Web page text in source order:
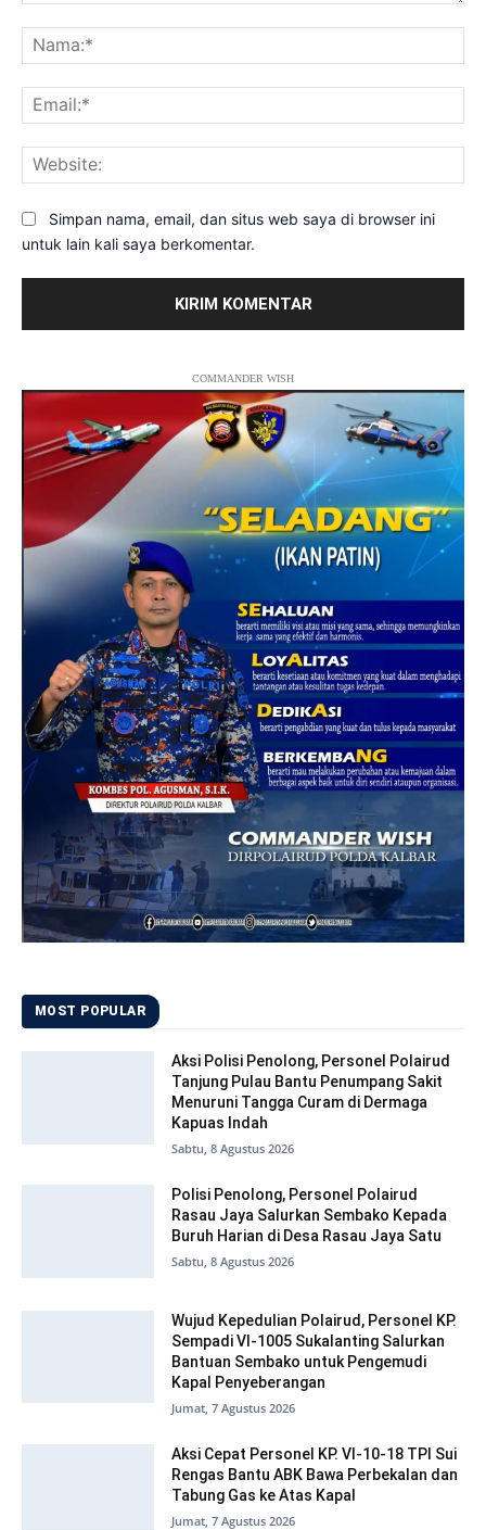
Simpan nama, email, dan situs web saya di browser ini
untuk lain kali saya berkomentar.
COMMANDER WISH
MOST POPULAR
Aksi Polisi Penolong, Personel Polairud
Tanjung Pulau Bantu Penumpang Sakit
Menuruni Tangga Curam di Dermaga
Kapuas Indah
Sabtu, 8 Agustus 2026
Polisi Penolong, Personel Polairud
Rasau Jaya Salurkan Sembako Kepada
Buruh Harian di Desa Rasau Jaya Satu
Sabtu, 8 Agustus 2026
Wujud Kepedulian Polairud, Personel KP.
Sempadi VI-1005 Sukalanting Salurkan
Bantuan Sembako untuk Pengemudi
Kapal Penyeberangan
Jumat, 7 Agustus 2026
Aksi Cepat Personel KP. VI-10-18 TPI Sui
Rengas Bantu ABK Bawa Perbekalan dan
Tabung Gas ke Atas Kapal
Jumat, 7 Agustus 2026